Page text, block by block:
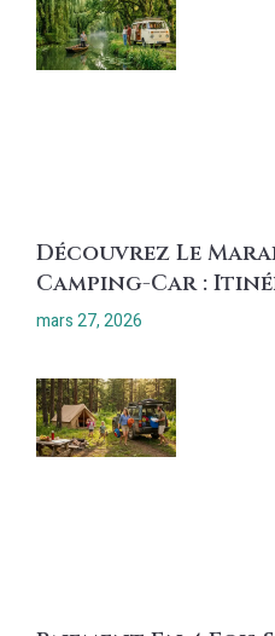
Découvrez Le
Camping-Car :
mars 27, 2026